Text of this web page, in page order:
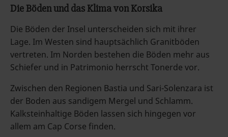
Die Böden und das Klima von Korsika
Die Böden der Insel unterscheiden sich mit ihrer
Lage. Im Westen sind hauptsächlich Granitböden
vertreten. Im Norden bestehen die Böden mehr aus
Schiefer und in Patrimonio herrscht Tonerde vor.
Zwischen den Regionen Bastia und Sari-Solenzara ist
der Boden aus sandigem Mergel und Schlamm.
Kalksteinhaltige Böden lassen sich hingegen vor
allem am Cap Corse finden.